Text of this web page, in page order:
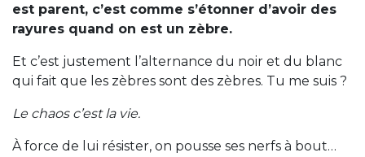
est parent, c’est comme s’étonner d’avoir des
rayures quand on est un zèbre.
Et c’est justement l’alternance du noir et du blanc
qui fait que les zèbres sont des zèbres. Tu me suis ?
Le chaos c’est la vie.
À force de lui résister, on pousse ses nerfs à bout…